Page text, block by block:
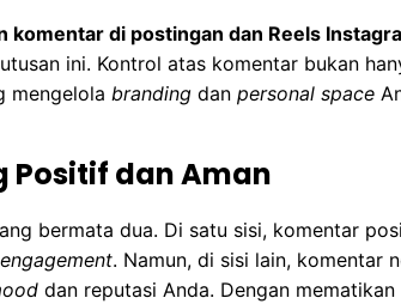
komentar di postingan dan Reels
ini. Kontrol atas komentar bukan
mengelola branding dan personal space
Positif dan Aman
bermata dua. Di satu sisi, komentar
engagement. Namun, di sisi lain, komentar
dan reputasi Anda. Dengan